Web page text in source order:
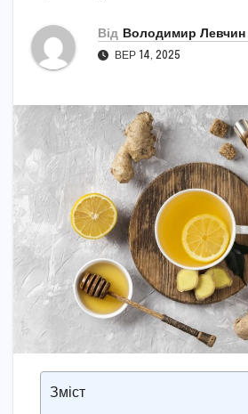
Від Володимир Левчин
ВЕР 14, 2025
Зміст